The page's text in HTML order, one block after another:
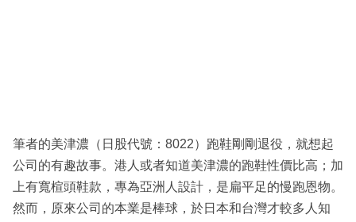
區
筆者的美津濃（日股代號：8022）跑鞋剛剛退役，就想起
公司的有趣故事。港人或者知道美津濃的跑鞋性價比高；加
上有寬楦頭鞋款，專為亞洲人設計，是扁平足的慢跑恩物。
然而，原來公司的本業是棒球，於日本和台灣才較多人知